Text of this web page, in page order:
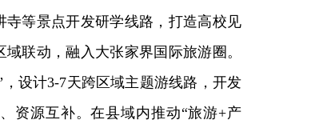
等景点开发研学线路，打造高校见
联动，融入大张家界国际旅游圈。
设计3-7天跨区域主题游线路，开发
资源互补。在县域内推动“旅游+产